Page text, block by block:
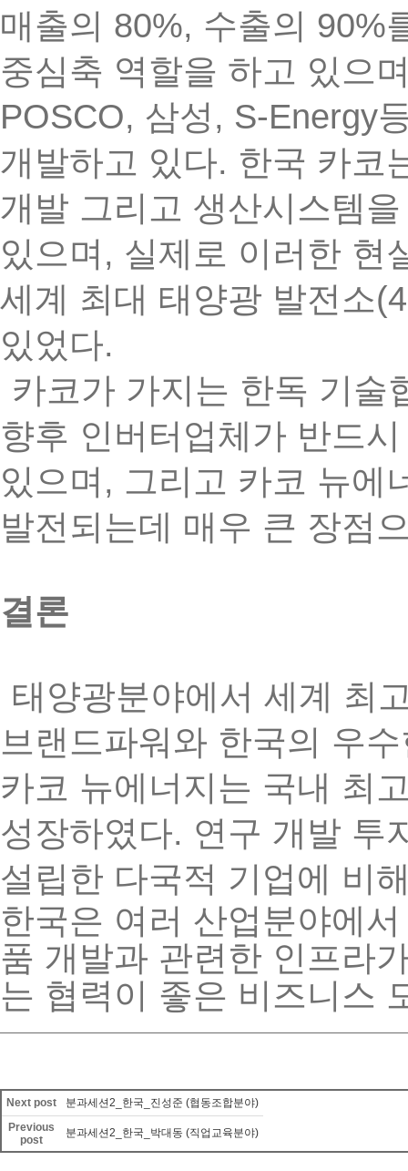
매출의 80%, 수출의 90%
중심축 역할을 하고 있으
POSCO, 삼성, S-Energy
개발하고 있다. 한국 카코
개발 그리고 생산시스템을
있으며 , 실제로 이러한 현
세계
최대 태양광 발전소
있었다.
카코가 가지는 한독 기술
향후 인버터업체가 반드시
있으며 , 그리고 카코 뉴에
발전되는데
매우 큰 장점
결론
태양광분야에서 세계
최
브랜드파워와 한국의 우
카코 뉴에너지는 국내 최
성장하였다. 연구 개발 투
설립한 다국적 기업에
비
한국은 여러 산업분야에서
품 개발과 관련한 인프라
는 협력이 좋은 비즈니스
Next post
분과세션2_한국_진성준 (협동조합분야)
Previous
post
분과세션2_한국_박대동 (직업교육분야)